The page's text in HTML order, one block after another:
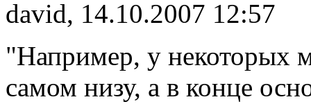
david, 14.10.2007 12:57
"Например, у некоторых
самом низу, а в конце